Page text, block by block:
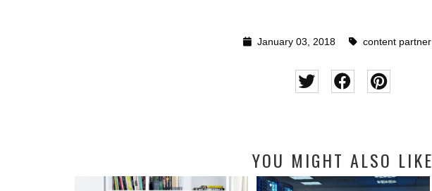
January 03, 2018 content partner
YOU MIGHT ALSO LIKE